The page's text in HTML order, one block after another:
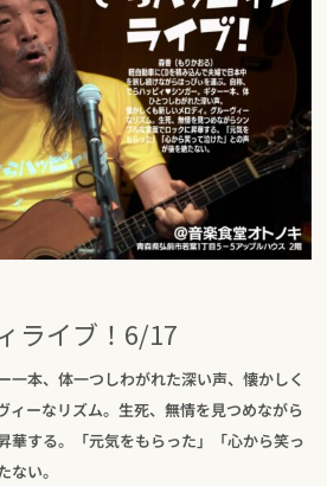
ライブ！6/17
一本、体一つしわがれた深い声、懐かしく
ィーなリズム。生死、無情を見つめながら
華する。「元気をもらった」「心から笑っ
い。